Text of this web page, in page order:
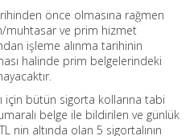
önce olmasına rağmen
muhtasar ve prim hizmet
işleme alınma tarihinin
halinde prim belgelerindeki
için bütün sigorta kollarına tabi
belge ile bildirilen ve günlük
nin altında olan 5 sigortalının